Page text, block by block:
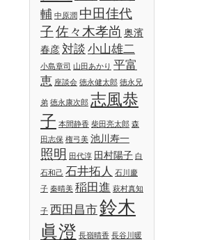
輔 中原潤 中田佳代
子佐々木孝尚 奥濱
春彦対談 小山雄二
小島章司 山田あかり 平富
恵 座談会 徳永健太郎 徳永兄
弟 徳永康次郎 志風恭
子 本間静香 柴田亮太郎 森
田志保 権弓美 池川寿一
照明 田代淳 田村陽子 白
石和己 石井拓人 石川慶
子 秦晴美 稲田進 萩村真知
子 西田昌市鈴木
眞澄 長嶺晴香 長谷川暖